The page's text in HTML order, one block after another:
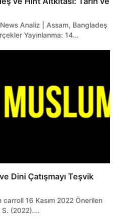
Analiz | Assam, Bangladeş
Yayınlanma: 14…
Dini Çatışmayı Teşvik
16 Kasım 2022 Önerilen
S. (2022).…